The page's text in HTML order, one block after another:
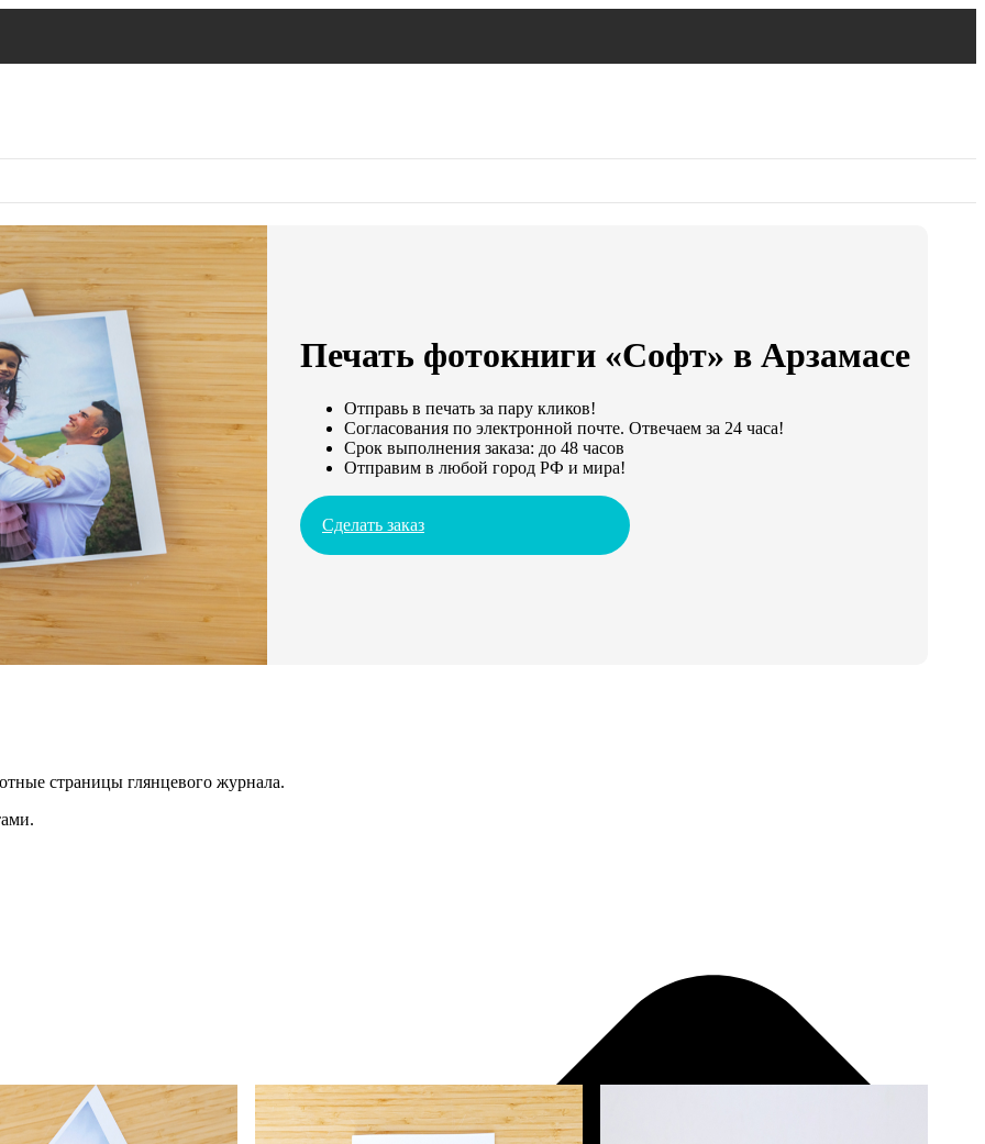
Печать фотокниги «Софт» в Арзамасе
Отправь в печать за пару кликов!
Согласования по электронной почте. Отвечаем за 24 часа!
Срок выполнения заказа: до 48 часов
Отправим в любой город РФ и мира!
Сделать заказ
страницы глянцевого журнала.